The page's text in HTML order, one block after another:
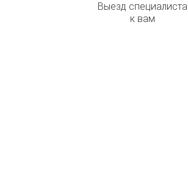
Выезд специалиста
к вам